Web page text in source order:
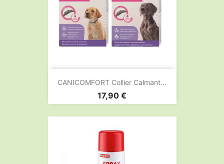
CANICOMFORT Collier Calmant...
Prix
17,90 €